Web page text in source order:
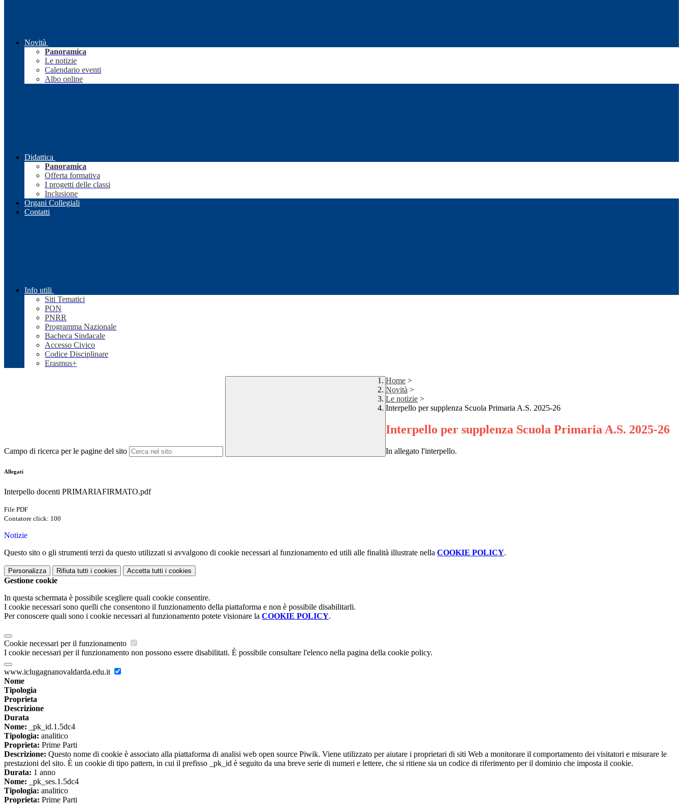
Novità
Panoramica
Le notizie
Calendario eventi
Albo online
Didattica
Panoramica
Offerta formativa
I progetti delle classi
Inclusione
Organi Collegiali
Contatti
Info utili
Siti Tematici
PON
PNRR
Programma Nazionale
Bacheca Sindacale
Accesso Civico
Codice Disciplinare
Erasmus+
Campo di ricerca per le pagine del sito
Home >
Novità >
Le notizie >
Interpello per supplenza Scuola Primaria A.S. 2025-26
Interpello per supplenza Scuola Primaria A.S. 2025-26
In allegato l'interpello.
Allegati
Interpello docenti PRIMARIAFIRMATO.pdf
File PDF
Contatore click: 100
Notizie
Questo sito o gli strumenti terzi da questo utilizzati si avvalgono di cookie necessari al funzionamento ed utili alle finalità illustrate nella COOKIE POLICY.
Personalizza Rifiuta tutti i cookies Accetta tutti i cookies
Gestione cookie
In questa schermata è possibile scegliere quali cookie consentire.
I cookie necessari sono quelli che consentono il funzionamento della piattaforma e non è possibile disabilitarli.
Per conoscere quali sono i cookie necessari al funzionamento potete visionare la COOKIE POLICY.
Cookie necessari per il funzionamento
I cookie necessari per il funzionamento non possono essere disabilitati. È possibile consultare l'elenco nella pagina della cookie policy.
www.iclugagnanovaldarda.edu.it
Nome
Tipologia
Proprieta
Descrizione
Durata
Nome: _pk_id.1.5dc4
Tipologia: analitico
Proprieta: Prime Parti
Descrizione: Questo nome di cookie è associato alla piattaforma di analisi web open source Piwik. Viene utilizzato per aiutare i proprietari di siti Web a monitorare il comportamento dei visitatori e misurare le
prestazioni del sito. È un cookie di tipo pattern, in cui il prefisso _pk_id è seguito da una breve serie di numeri e lettere, che si ritiene sia un codice di riferimento per il dominio che imposta il cookie.
Durata: 1 anno
Nome: _pk_ses.1.5dc4
Tipologia: analitico
Proprieta: Prime Parti